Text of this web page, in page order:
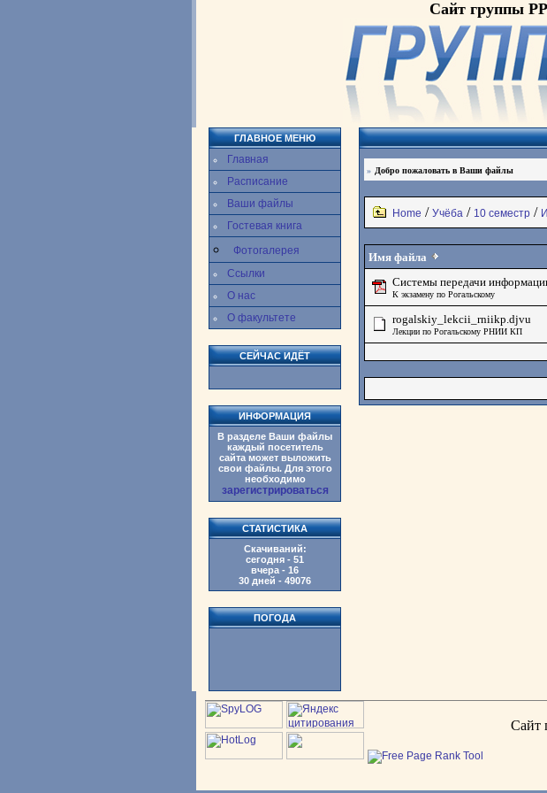
Сайт группы
ГЛАВНОЕ МЕНЮ
Главная
Расписание
Ваши файлы
Гостевая книга
Фотогалерея
Ссылки
О нас
О факультете
СЕЙЧАС ИДЁТ
ИНФОРМАЦИЯ
В разделе Ваши файлы
каждый посетитель
сайта может выложить
свои файлы. Для этого
необходимо
зарегистрироваться
СТАТИСТИКА
Скачиваний:
сегодня - 51
вчера - 16
30 дней - 49076
ПОГОДА
» Добро пожаловать в Ваши файлы
Home / Учёба / 10 семестр/
Имя файла
Системы передачи
К экзамену по Рогальскому
rogalskiy_lekcii_rniikp.djvu
Лекции по Рогальскому РНИИ КП
Сайт